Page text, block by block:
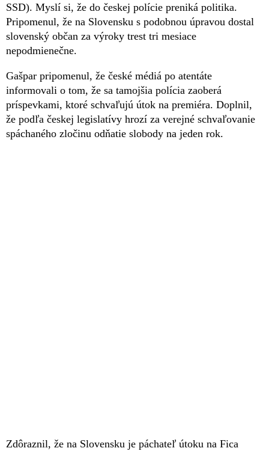
SSD). Myslí si, že do českej polície preniká politika.
Pripomenul, že na Slovensku s podobnou úpravou dostal
slovenský občan za výroky trest tri mesiace
nepodmienečne.
Gašpar pripomenul, že české médiá po atentáte
informovali o tom, že sa tamojšia polícia zaoberá
príspevkami, ktoré schvaľujú útok na premiéra. Doplnil,
že podľa českej legislatívy hrozí za verejné schvaľovanie
spáchaného zločinu odňatie slobody na jeden rok.
Zdôraznil, že na Slovensku je páchateľ útoku na Fica